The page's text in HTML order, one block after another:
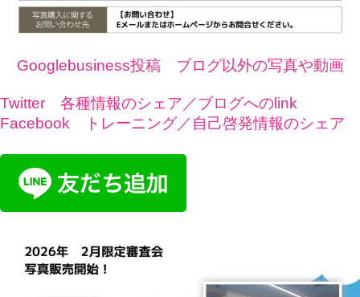
Googlebusiness投稿 ブログ以外の写真や動画
Twitter 各種情報のシェア／ブログへのlink
Facebook トレーニング／自己啓発情報のシェア